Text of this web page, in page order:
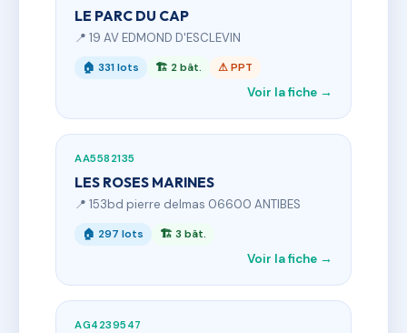
LE PARC DU CAP
📍 19 AV EDMOND D'ESCLEVIN
🏠 331 lots 🏗 2 bât. ⚠ PPT
Voir la fiche →
AA5582135
LES ROSES MARINES
📍 153bd pierre delmas 06600 ANTIBES
🏠 297 lots 🏗 3 bât.
Voir la fiche →
AG4239547